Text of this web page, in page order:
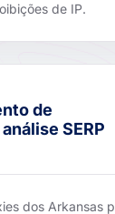
de IP.
de
SERP
dos Arkansas